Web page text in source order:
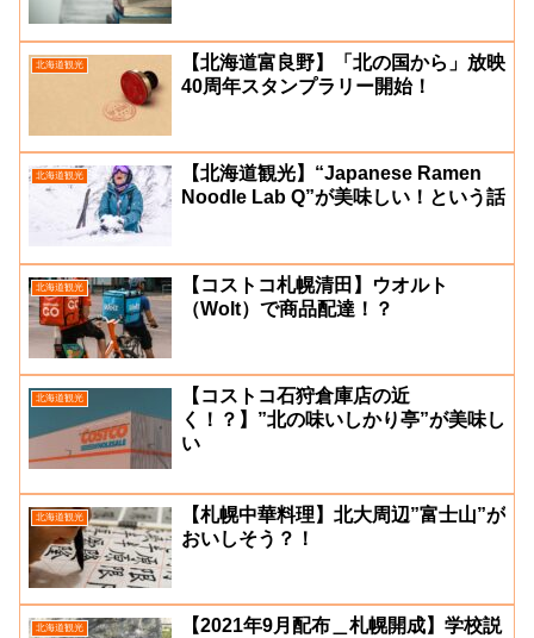
北海道観光
【北海道富良野】「北の国から」放映
40周年スタンプラリー開始！
北海道観光
【北海道観光】“Japanese Ramen
Noodle Lab Q”が美味しい！という話
北海道観光
【コストコ札幌清田】ウオルト
（Wolt）で商品配達！？
北海道観光
【コストコ石狩倉庫店の近
く！？】”北の味いしかり亭”が美味し
い
北海道観光
【札幌中華料理】北大周辺”富士山”が
おいしそう？！
北海道観光
【2021年9月配布＿札幌開成】学校説